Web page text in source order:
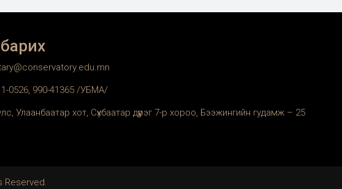
0526, 990-41365 /УБМА/
Улаанбаатар хот, Сүхбаатар дүүрэг 7-р хороо, Бээжингийн гудамж – 25
Reserved.